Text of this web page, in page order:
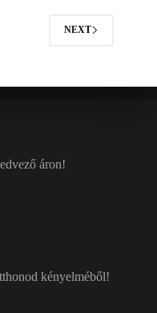
NEXT
áron!
kényelméből!